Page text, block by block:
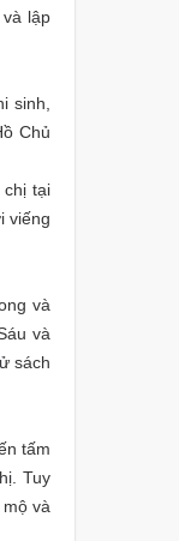
lập
sinh,
Chủ
tại
viếng
và
và
sách
tấm
Tuy
và